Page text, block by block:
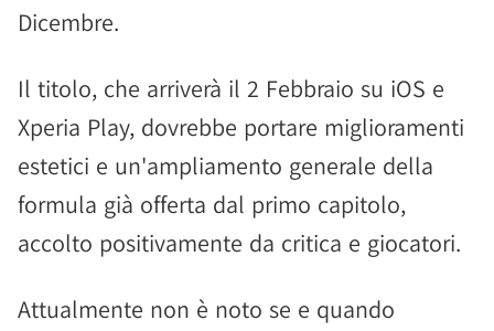
Dicembre.
Il titolo, che arriverà il 2 Febbraio su iOS e
Xperia Play, dovrebbe portare miglioramenti
estetici e un'ampliamento generale della
formula già offerta dal primo capitolo,
accolto positivamente da critica e giocatori.
Attualmente non è noto se e quando